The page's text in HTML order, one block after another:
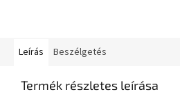
Leírás Beszélgetés
Termék részletes leírása